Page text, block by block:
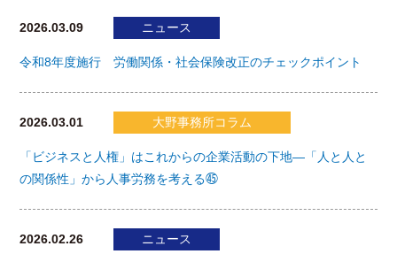
2026.03.09 ニュース
令和8年度施行 労働関係・社会保険改正のチェックポイント
2026.03.01 大野事務所コラム
「ビジネスと人権」はこれからの企業活動の下地―「人と人と
の関係性」から人事労務を考える㊺
2026.02.26 ニュース